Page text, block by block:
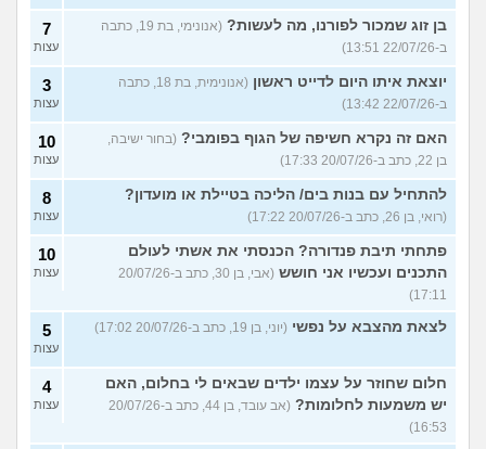
בן זוג שמכור לפורנו, מה לעשות?
(אנונימי, בת 19, כתבה
ב-22/07/26 13:51)
7
עצות
יוצאת איתו היום לדייט ראשון
(אנונימית, בת 18, כתבה
ב-22/07/26 13:42)
3
עצות
האם זה נקרא חשיפה של הגוף בפומבי? (בחור ישיבה,
בן 22, כתב ב-20/07/26 17:33)
10
עצות
להתחיל עם בנות בים/ הליכה בטיילת או מועדון?
(רואי, בן 26, כתב ב-20/07/26 17:22)
8
עצות
פתחתי תיבת פנדורה? הכנסתי את אשתי לעולם
התכנים ועכשיו אני חושש
(אבי, בן 30, כתב ב-20/07/26
17:11)
10
עצות
לצאת מהצבא על נפשי (יוני, בן 19, כתב ב-20/07/26 17:02) 5
עצות
חלום שחוזר על עצמו ילדים שבאים לי בחלום, האם
יש משמעות לחלומות?
(אב עובד, בן 44, כתב ב-20/07/26
16:53)
4
עצות